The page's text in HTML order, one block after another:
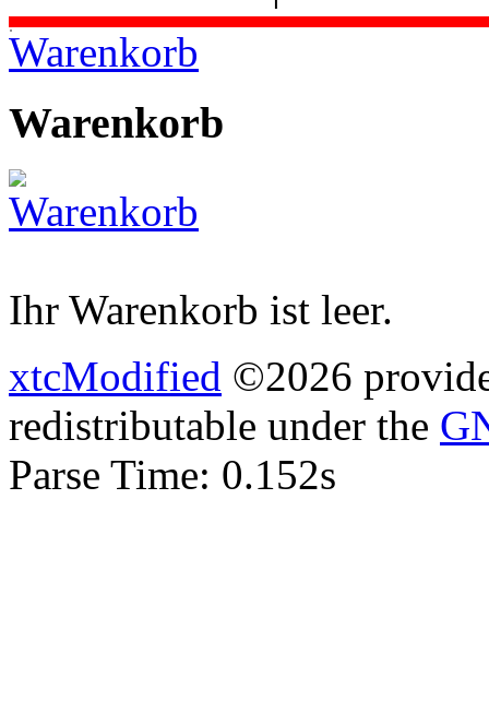
.
Warenkorb
Warenkorb
Ihr Warenkorb ist leer.
xtcModified ©2026
redistributable under the
Parse Time: 0.152s